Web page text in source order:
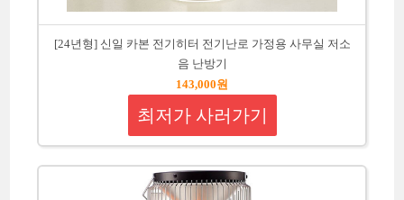
[24년형] 신일 카본 전기히터 전기난로 가정용 사무실 저소
음 난방기
143,000원
최저가 사러가기